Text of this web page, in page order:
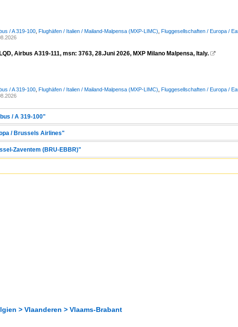
/ A 319-100 Flughäfen / Italien / Mailand-Malpensa (MXP-LIMC) Fluggesellschaften / Europa /
Airbus A319-111, msn: 3763, 28.Juni 2026, MXP Milano Malpensa, Italy. 
/ A 319-100 Flughäfen / Italien / Mailand-Malpensa (MXP-LIMC) Fluggesellschaften / Europa /
/ A 319-100"
/ Brussels Airlines"
Zaventem (BRU-EBBR)"
> Vlaanderen > Vlaams-Brabant